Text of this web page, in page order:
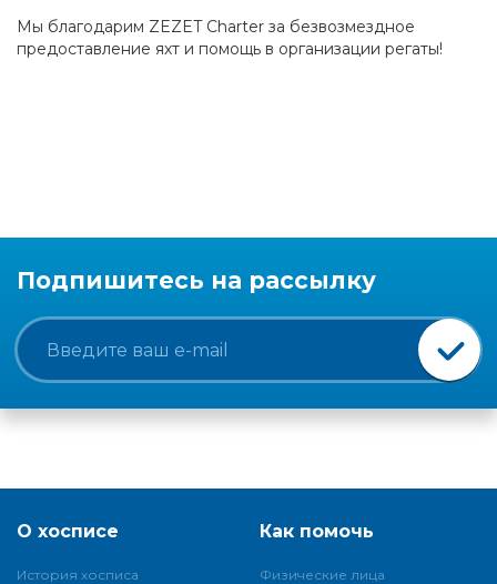
Мы благодарим ZEZET Charter за безвозмездное
предоставление яхт и помощь в организации регаты!
Подпишитесь на рассылку
О хосписе
История хосписа
Как помочь
Физические лица